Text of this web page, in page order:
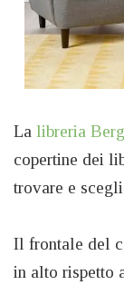
La libreria
copertine dei
trovare e
Il frontale del
in alto rispetto